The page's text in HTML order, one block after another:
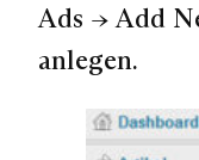
Ads → Add
anlegen.